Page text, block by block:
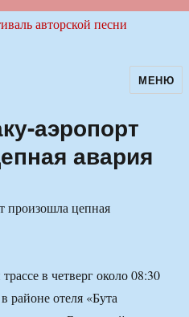
авторскойМЕНЮ
аэропорт
авария
в четверг около 08:30
районе отеля «Бута